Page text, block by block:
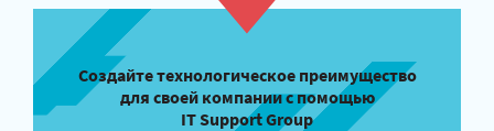
Создайте технологическое преимущество
для своей компании с помощью
IT Support Group